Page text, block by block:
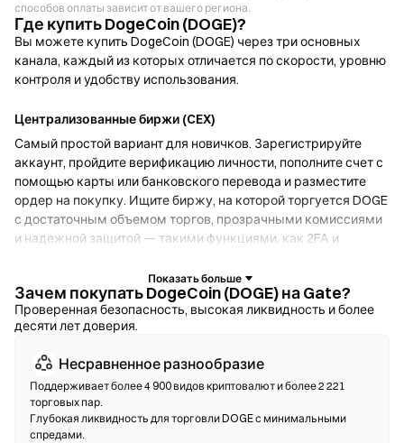
способов оплаты зависит от вашего региона.
Где купить DogeCoin (DOGE)?
Вы можете купить DogeCoin (DOGE) через три основных
канала, каждый из которых отличается по скорости, уровню
контроля и удобству использования.
Централизованные биржи (CEX)
Самый простой вариант для новичков. Зарегистрируйте
аккаунт, пройдите верификацию личности, пополните счет с
помощью карты или банковского перевода и разместите
ордер на покупку. Ищите биржу, на которой торгуется DOGE
с достаточным объемом торгов, прозрачными комиссиями
и надежной защитой — такими функциями, как 2FA и
Криптокошельки
Для пользователей, которые отдают приоритет
позволяют хранить собственные приватные ключи и
обменивать токены прямо в интерфейсе кошелька.
Некоторые кошельки также поддерживают фиатный
онрамп, что дает возможность купить DOGE с помощью
Зачем покупать DogeCoin (DOGE) на Gate?
Проверенная безопасность, высокая ликвидность и более
десяти лет доверия.
Несравненное разнообразие
Поддерживает более 4 900 видов криптовалют и более 2 221
торговых пар.
Глубокая ликвидность для торговли DOGE с минимальными
спредами.